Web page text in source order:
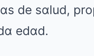
de sαlud,
edαd.